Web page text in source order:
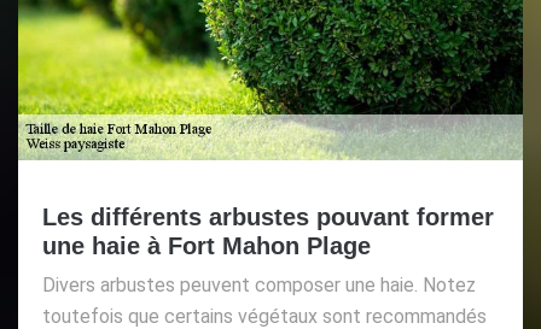
Les différents arbustes pouvant former
une haie à Fort Mahon Plage
Divers arbustes peuvent composer une haie. Notez
toutefois que certains végétaux sont recommandés